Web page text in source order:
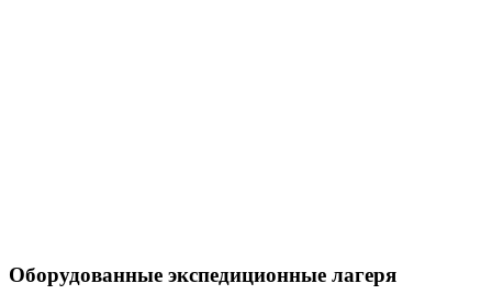
Оборудованные экспедиционные лагеря